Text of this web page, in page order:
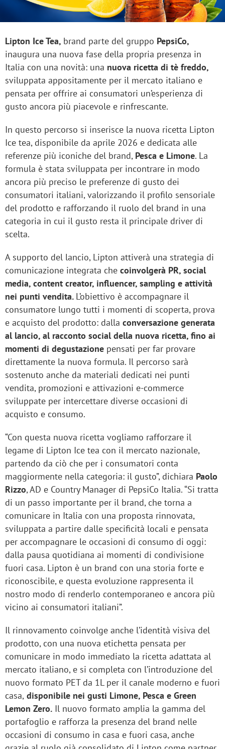
Lipton Ice Tea, brand parte del gruppo PepsiCo,
inaugura una nuova fase della propria presenza in
Italia con una novità: una nuova ricetta di tè freddo,
sviluppata appositamente per il mercato italiano e
pensata per offrire ai consumatori un’esperienza di
gusto ancora più piacevole e rinfrescante.
In questo percorso si inserisce la nuova ricetta Lipton
Ice tea, disponibile da aprile 2026 e dedicata alle
referenze più iconiche del brand, Pesca e Limone. La
formula è stata sviluppata per incontrare in modo
ancora più preciso le preferenze di gusto dei
consumatori italiani, valorizzando il profilo sensoriale
del prodotto e rafforzando il ruolo del brand in una
categoria in cui il gusto resta il principale driver di
scelta.
A supporto del lancio, Lipton attiverà una strategia di
comunicazione integrata che coinvolgerà PR, social
media, content creator, influencer, sampling e attività
nei punti vendita. L’obiettivo è accompagnare il
consumatore lungo tutti i momenti di scoperta, prova
e acquisto del prodotto: dalla conversazione generata
al lancio, al racconto social della nuova ricetta, fino ai
momenti di degustazione pensati per far provare
direttamente la nuova formula. Il percorso sarà
sostenuto anche da materiali dedicati nei punti
vendita, promozioni e attivazioni e-commerce
sviluppate per intercettare diverse occasioni di
acquisto e consumo.
“Con questa nuova ricetta vogliamo rafforzare il
legame di Lipton Ice tea con il mercato nazionale,
partendo da ciò che per i consumatori conta
maggiormente nella categoria: il gusto”, dichiara Paolo
Rizzo, AD e Country Manager di PepsiCo Italia. “Si tratta
di un passo importante per il brand, che torna a
comunicare in Italia con una proposta rinnovata,
sviluppata a partire dalle specificità locali e pensata
per accompagnare le occasioni di consumo di oggi:
dalla pausa quotidiana ai momenti di condivisione
fuori casa. Lipton è un brand con una storia forte e
riconoscibile, e questa evoluzione rappresenta il
nostro modo di renderlo contemporaneo e ancora più
vicino ai consumatori italiani”.
Il rinnovamento coinvolge anche l’identità visiva del
prodotto, con una nuova etichetta pensata per
comunicare in modo immediato la ricetta adattata al
mercato italiano, e si completa con l’introduzione del
nuovo formato PET da 1L per il canale moderno e fuori
casa, disponibile nei gusti Limone, Pesca e Green
Lemon Zero. Il nuovo formato amplia la gamma del
portafoglio e rafforza la presenza del brand nelle
occasioni di consumo in casa e fuori casa, anche